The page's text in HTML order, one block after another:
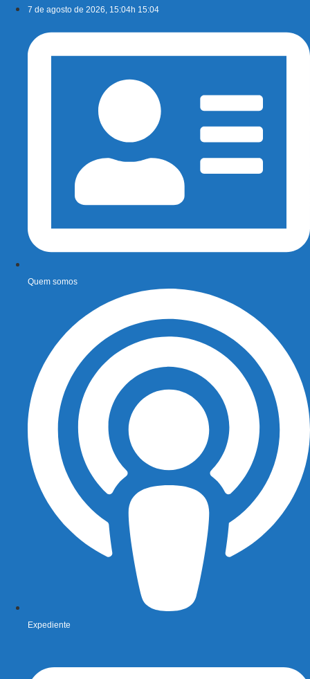
conteúdo
7 de agosto de 2026, 15:04h 15:04
Quem somos
Expediente